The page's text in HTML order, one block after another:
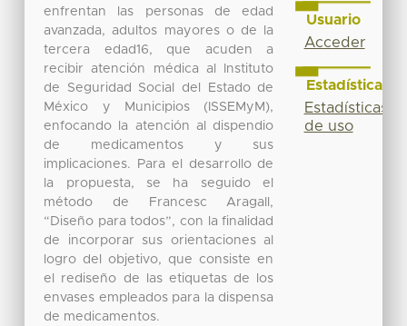
enfrentan las personas de edad
avanzada, adultos mayores o de la
tercera edad16, que acuden a
recibir atención médica al Instituto
de Seguridad Social del Estado de
México y Municipios (ISSEMyM),
enfocando la atención al dispendio
de medicamentos y sus
implicaciones. Para el desarrollo de
la propuesta, se ha seguido el
método de Francesc Aragall,
“Diseño para todos”, con la finalidad
de incorporar sus orientaciones al
logro del objetivo, que consiste en
el rediseño de las etiquetas de los
envases empleados para la dispensa
de medicamentos.
Usuario
Acceder
Estadísticas
Estadísticas
de uso